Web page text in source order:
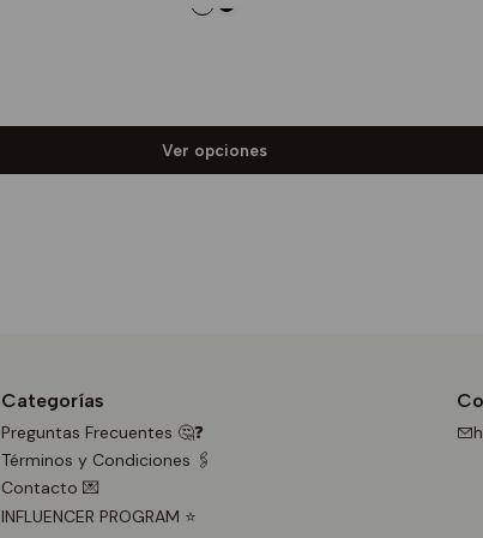
Ver opciones
Categorías
Preguntas Frecuentes 🤔❓
Términos y Condiciones 🖇️
Contacto 💌
INFLUENCER PROGRAM ⭐